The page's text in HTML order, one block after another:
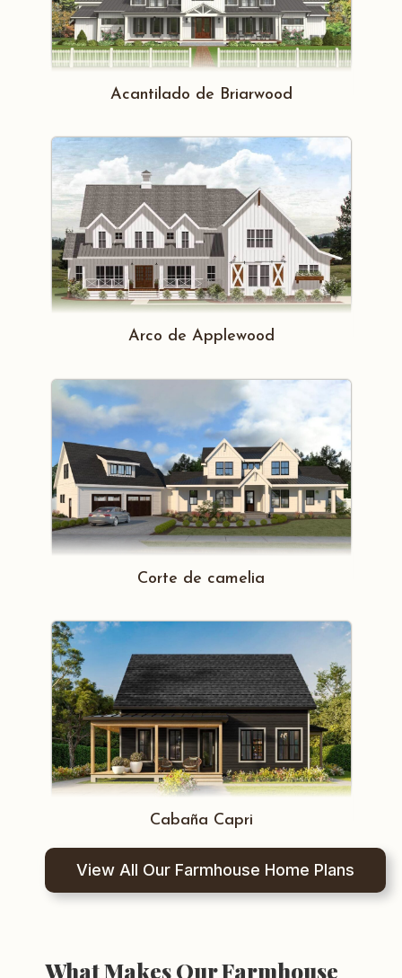
Acantilado de Briarwood
Arco de Applewood
Corte de camelia
Cabaña Capri
View All Our Farmhouse Home Plans
What Makes Our Farmhouse